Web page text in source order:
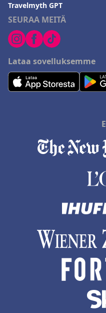
SEURAA MEITÄ
Lataa sovelluksemme
Travelmyth GPT